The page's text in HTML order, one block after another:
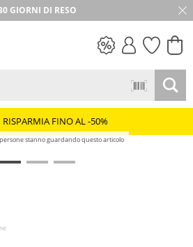
GIORNI DI RESO
RISPARMIA FINO AL -50%
stanno guardando questo articolo